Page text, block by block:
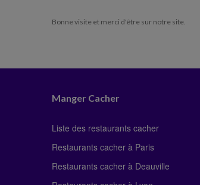
Bonne visite et merci d'être sur notre site.
Manger Cacher
Liste des restaurants cacher
Restaurants cacher à Paris
Restaurants cacher à Deauville